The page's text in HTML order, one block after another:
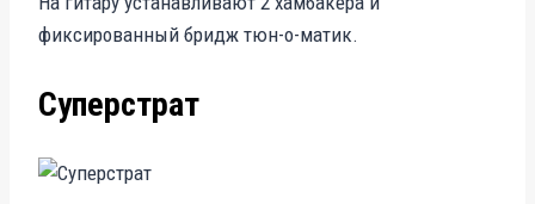
фиксированный бридж тюн-о-матик.
Суперстрат